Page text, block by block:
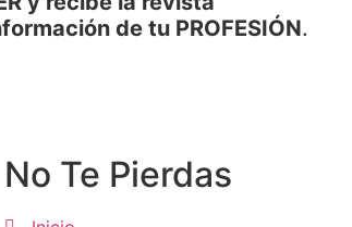
de tu PROFESIÓN.
No Te Pierdas